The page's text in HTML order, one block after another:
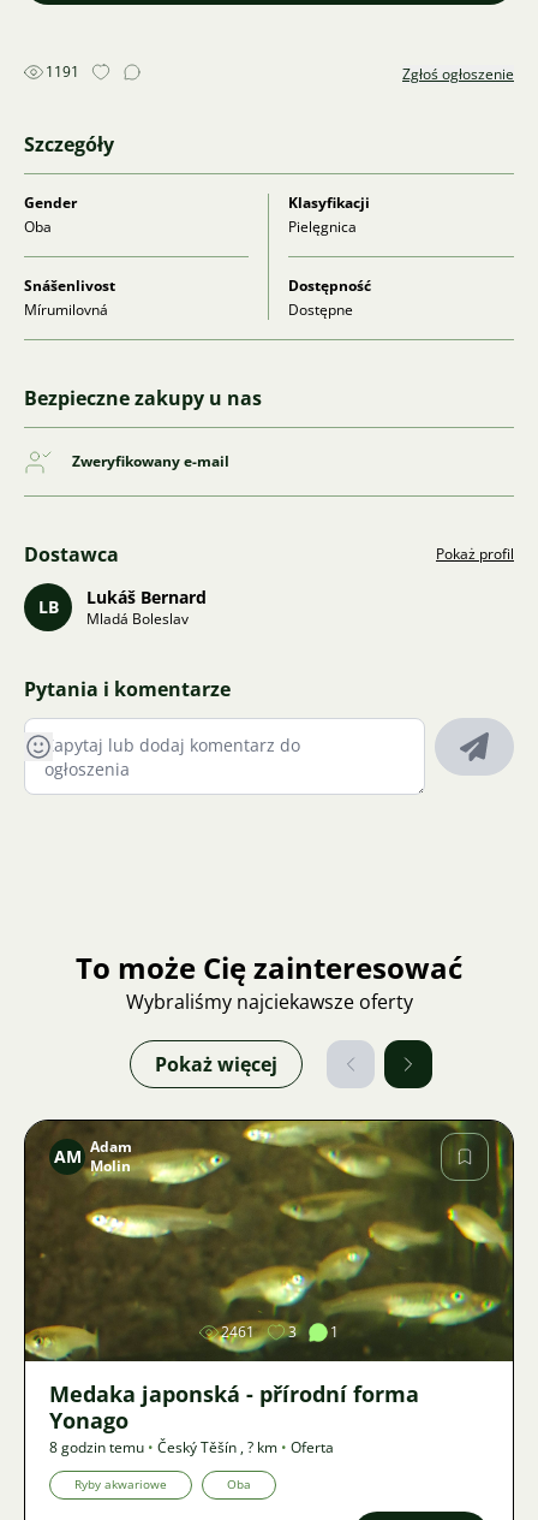
1191 Zgłoś ogłoszenie
Szczegóły
Gender
Oba
Klasyfikacji
Pielęgnica
Snášenlivost
Mírumilovná
Dostępność
Dostępne
Bezpieczne zakupy u nas
Zweryfikowany e-mail
Dostawca Pokaż profil
LB Lukáš Bernard
Mladá Boleslav
Pytania i komentarze
To może Cię zainteresować
Wybraliśmy najciekawsze oferty
Pokaż więcej
Zdjęcie
AM Adam
Molin
2461 3 1
Medaka japonská - přírodní forma
Yonago
8 godzin temu • Český Těšín ,? km • Oferta
Ryby akwariowe Oba